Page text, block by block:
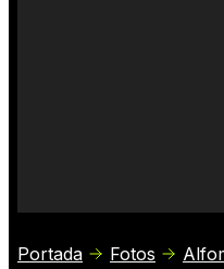
Portada Fotos